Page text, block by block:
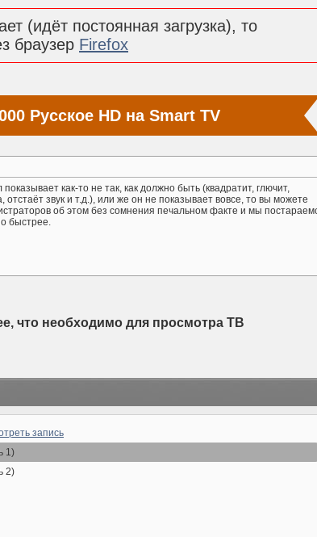
(идёт постоянная загрузка), то
браузер Firefox
Русское HD на Smart TV
как-то не так, как должно быть (квадратит, глючит,
отстаёт звук и т.д.), или же он не показывает вовсе, то вы можете
об этом без сомнения печальном факте и мы
быстрее.
что необходимо для просмотра ТВ
запись
1)
2)